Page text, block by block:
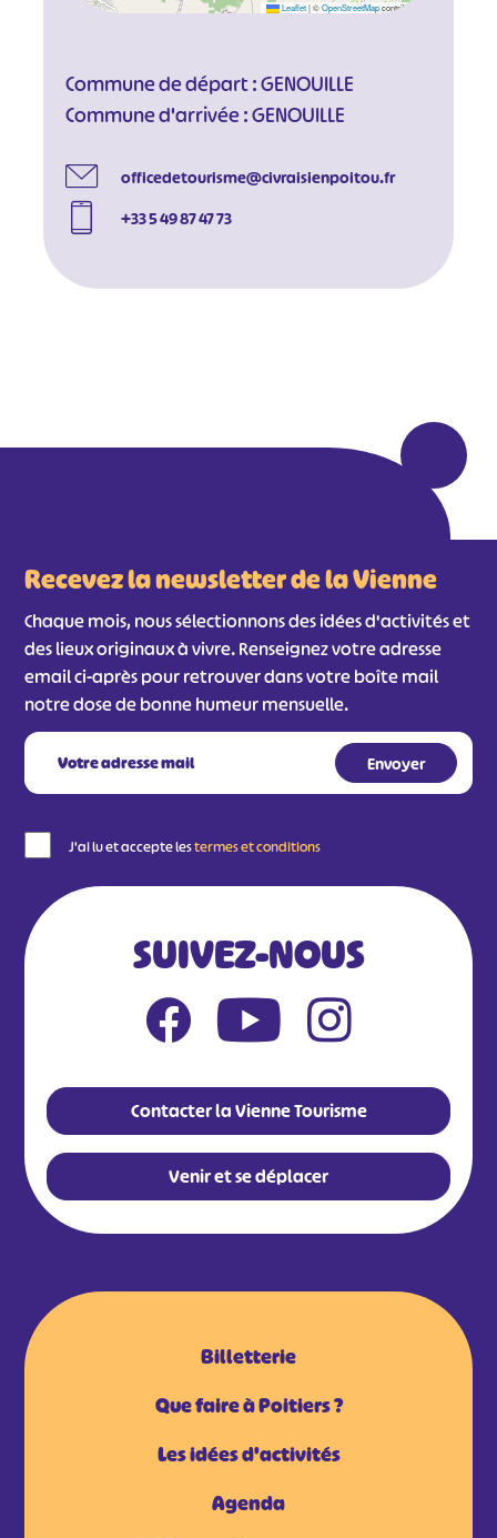
Leaflet |©OpenStreetMapcontributors
Commune de départ : GENOUILLE
Commune d'arrivée : GENOUILLE
officedetourisme@civraisienpoitou.fr
+33 5 49 87 47 73
Recevez la newsletter de la Vienne
Chaque mois, nous sélectionnons des idées d'activités et
des lieux originaux à vivre. Renseignez votre adresse
email ci-après pour retrouver dans votre boîte mail
notre dose de bonne humeur mensuelle.
J'ai lu et accepte lestermes et conditions
SUIVEZ-NOUS
Contacter la Vienne Tourisme
Venir et se déplacer
Billetterie
Que faire à Poitiers ?
Les idées d'activités
Agenda
# #
#